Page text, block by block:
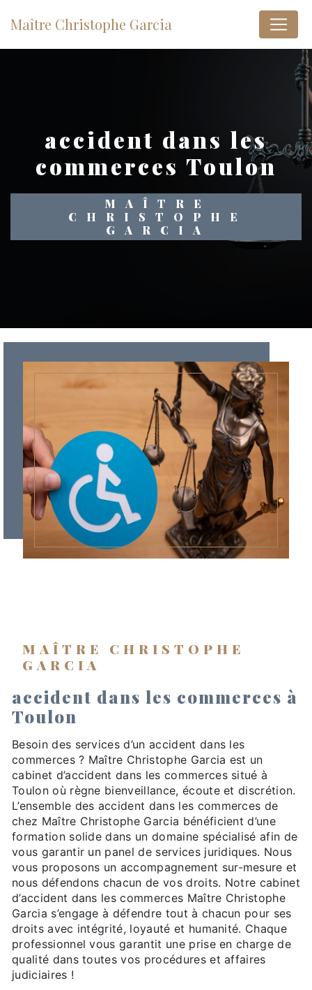
Maître Christophe Garcia
accident dans les
commerces Toulon
MAÎTRE
CHRISTOPHE
GARCIA
MAÎTRE CHRISTOPHE
GARCIA
accident dans les commerces à
Toulon
Besoin des services d’un accident dans les
commerces ? Maître Christophe Garcia est un
cabinet d’accident dans les commerces situé à
Toulon où règne bienveillance, écoute et discrétion.
L’ensemble des accident dans les commerces de
chez Maître Christophe Garcia bénéficient d’une
formation solide dans un domaine spécialisé afin de
vous garantir un panel de services juridiques. Nous
vous proposons un accompagnement sur-mesure et
nous défendons chacun de vos droits. Notre cabinet
d’accident dans les commerces Maître Christophe
Garcia s’engage à défendre tout à chacun pour ses
droits avec intégrité, loyauté et humanité. Chaque
professionnel vous garantit une prise en charge de
qualité dans toutes vos procédures et affaires
judiciaires !